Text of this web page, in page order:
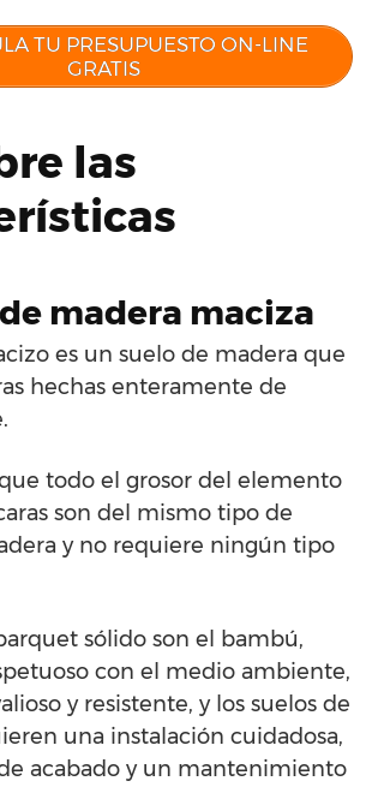
TU PRESUPUESTO ON-LINE
GRATIS
las
madera maciza
es un suelo de madera que
hechas enteramente de
todo el grosor del elemento
son del mismo tipo de
y no requiere ningún tipo
sólido son el bambú,
con el medio ambiente,
y resistente, y los suelos de
una instalación cuidadosa,
acabado y un mantenimiento